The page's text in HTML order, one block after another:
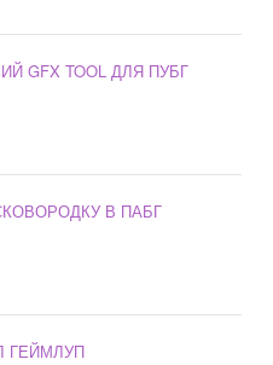
GFX TOOL ДЛЯ ПУБГ
В ПАБГ
ГЕЙМЛУП